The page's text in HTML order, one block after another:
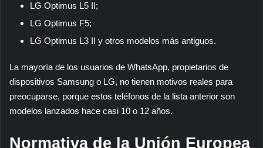
LG Optimus L5 II;
LG Optimus F5;
LG Optimus L3 II y otros modelos más antiguos.
La mayoría de los usuarios de WhatsApp, propietarios de
dispositivos Samsung o LG, no tienen motivos reales para
preocuparse, porque estos teléfonos de la lista anterior son
modelos lanzados hace casi 10 o 12 años.
Normativa de la Unión Europea